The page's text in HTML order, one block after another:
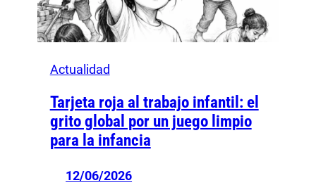
Actualidad
Tarjeta roja al trabajo infantil: el
grito global por un juego limpio
para la infancia
12/06/2026